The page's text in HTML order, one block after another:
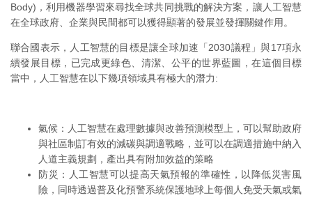
Body)，利用機器學習來尋找全球共同挑戰的解決方案，讓人工智慧
在全球政府、企業與民間都可以獲得顯著的發展並發揮關鍵作用。
聯合國表示，人工智慧的目標是讓全球加速「2030議程」與17項永
續發展目標，已完成更綠色、清潔、公平的世界藍圖，在這個目標
當中，人工智慧在以下幾項領域具有極大的潛力:
氣候：人工智慧在處理數據與改善預測模型上，可以幫助政府
與社區制訂有效的減碳與調適戰略，並可以在調適措施中納入
人道主義規劃，產出具有附加效益的策略
防災：人工智慧可以提高天氣預報的準確性，以降低災害風
險，同時透過普及化預警系統保護地球上每個人免受天氣或氣